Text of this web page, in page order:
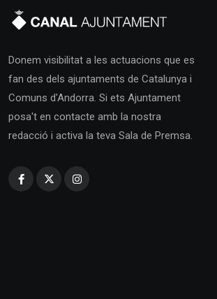
Donem visibilitat a les actuacions que es
fan des dels ajuntaments de Catalunya i
Comuns d'Andorra. Si ets Ajuntament
posa't en contacte amb la nostra
redacció i activa la teva Sala de Premsa.